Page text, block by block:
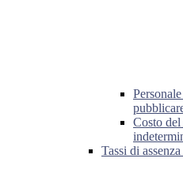
Costo del
Tassi di assenza